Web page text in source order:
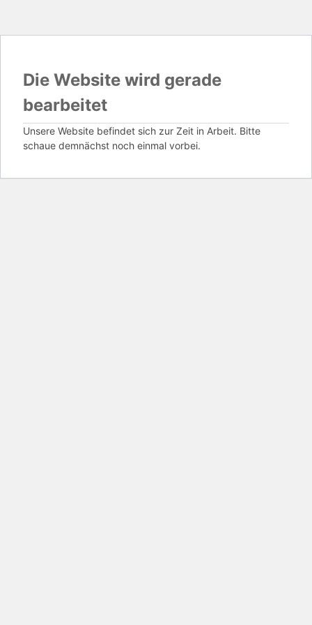
Die Website wird gerade
bearbeitet
Unsere Website befindet sich zur Zeit in Arbeit. Bitte
schaue demnächst noch einmal vorbei.